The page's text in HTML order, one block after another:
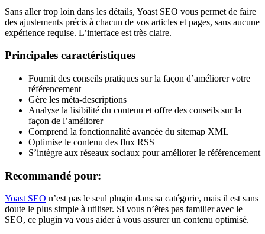
Sans aller trop loin dans les détails, Yoast SEO vous permet de faire
des ajustements précis à chacun de vos articles et pages, sans aucune
expérience requise. L’interface est très claire.
Principales caractéristiques
Fournit des conseils pratiques sur la façon d’améliorer votre
référencement
Gère les méta-descriptions
Analyse la lisibilité du contenu et offre des conseils sur la
façon de l’améliorer
Comprend la fonctionnalité avancée du sitemap XML
Optimise le contenu des flux RSS
S’intègre aux réseaux sociaux pour améliorer le référencement
Recommandé pour:
Yoast SEO n’est pas le seul plugin dans sa catégorie, mais il est sans
doute le plus simple à utiliser. Si vous n’êtes pas familier avec le
SEO, ce plugin va vous aider à vous assurer un contenu optimisé.